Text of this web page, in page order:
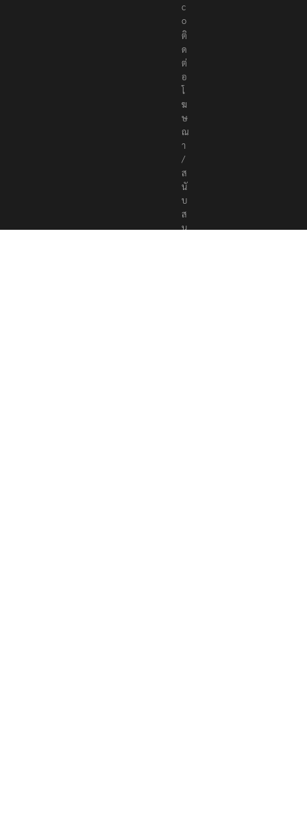
c
o
ติ
ด
ต่
อ
โ
ฆ
ษ
ณ
า
/
ส
นั
บ
ส
นุ